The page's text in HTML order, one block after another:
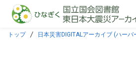
本文に飛ぶ
トップ 日本災害DIGITALアーカイブ (ハー